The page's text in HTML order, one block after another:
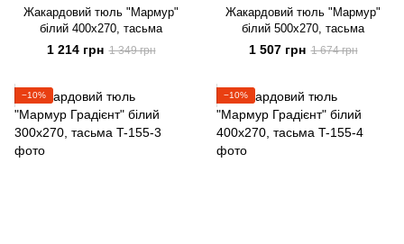
Жакардовий тюль "Мармур"
білий 400х270, тасьма
1 214 грн 1 349 грн
Жакардовий тюль "Мармур"
білий 500х270, тасьма
1 507 грн 1 674 грн
−10% −10%